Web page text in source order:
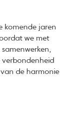
komende jaren
we met
verbondenheid
de harmonie